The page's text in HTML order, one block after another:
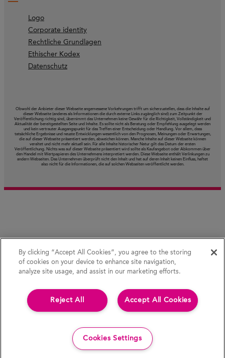
Logo
Corporate identity
Rechtliche Grundlagen
Ethischer Kodex
Datenschutz
Obwohl der Anbieter dieser Webseite angemessene Vorkehrungen trifft um sicherzustellen, dass die Inhalte auf
dieser Webseite (anderes als Informationen die durch externe Links zugänglich sind) zum Zeitpunkt der
Veröffentlichung richtig sind, übernimmt das Unternehmen keine Gewähr für die Richtigkeit, Vollständigkeit und
Aktualität der bereitgestellten Seite und Inhalte. Es sollte nicht als Beratung oder Empfehlung ausgelegt werden
und kein vertrauter Ausgangspunkt für das Treffen einer Entscheidung oder Handlung. Vor allem, dass
tatsächliche Ergebnisse und neuste Entwicklungen wesentlich von den Prognosen, Meinungen oder Erwartungen,
die auf dieser Webseite präsentiert werden, abweichen können. Manche Inhalte auf dieser Webseite können
veraltet und nicht mehr aktuell sein. Für alle Inhalte historischer Natur gilt das Datum der ersten
Veröffentlichung. Nichts was auf dieser Webseite präsentiert wird sollte als Kaufangebot oder Abkommen über
den Handel mit Wertpapieren des Unternehmens interpretiert werden. Diese Webseite enthält Verlinkungen zu
andern Webseiten. Das Unternehmen überprüft nicht den Inhalt und hat auf deren Inhalt keinen Einfluss, haftet
also nicht für die Informationen, die auf solchen Webseiten veröffentlicht werden.
By clicking “Accept All Cookies”, you agree to the storing
of cookies on your device to enhance site navigation,
analyze site usage, and assist in our marketing efforts.
Accept All Cookies
Reject All
Cookies Settings